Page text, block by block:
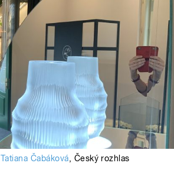
Tatiana Čabáková, Český rozhlas